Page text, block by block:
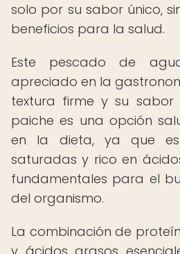
solo por su sabor único,
beneficios para la salud.
Este pescado de
apreciado en la
textura firme y su sabor
paiche es una opción
en la dieta, ya que
saturadas y rico en
fundamentales para el
del organismo.
La combinación de